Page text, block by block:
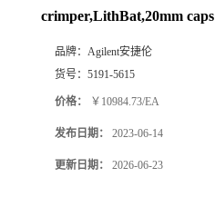
crimper,LithBat,20mm caps
品牌： Agilent安捷伦
货号： 5191-5615
价格： ￥10984.73/EA
发布日期： 2023-06-14
更新日期： 2026-06-23